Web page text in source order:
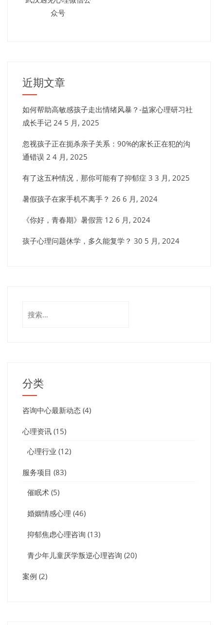
众号
近期文章
如何帮助高敏感孩子走出情绪风暴？-益家心理研习社
成长手记 24 5 月, 2025
忽视孩子正在扼杀亲子关系：90%的家长正在犯的沟
通错误 2 4 月, 2025
有了这五种情况，那你可能有了抑郁症 3 3 月, 2025
暑假孩子在家手机不离手？ 26 6 月, 2024
《你好，青春期》暑假营 12 6 月, 2024
孩子心理问题休学，多久能复学？ 30 5 月, 2024
索：
分类
咨询中心最新动态 (4)
心理资讯 (15)
心理行业 (12)
服务项目 (83)
催眠术 (5)
婚姻情感心理 (46)
抑郁焦虑心理咨询 (13)
青少年儿童厌学叛逆心理咨询 (20)
案例 (2)